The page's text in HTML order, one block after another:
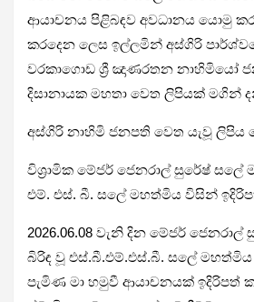
ආයාචනය පිළිබඳව අවධානය යොමු
කරදෙන ලෙස ඉල්ලමින් අස්ගිරි
වරකාගොඩ ශ්‍රී ඤාණරතන නාහිමියෝ
දිසානායක මහතා වෙත ලිපියක් මගින්
අස්ගිරි නාහිමි ජනපති වෙත යැවූ ලිපිය
විශ්‍රාමික මේජර් ජෙනරාල් සුරේෂ් සලේ
එම්. එස්. බී. සලේ මහත්මිය විසින්
2026.06.08 වැනි දින මේජර්
බිරිඳ වූ එස්.බී.එම්.එස්.බී. සලේ මහත්මිය
පැමිණ මා හමුවී ආයාචනයක් ඉදිරිපත්